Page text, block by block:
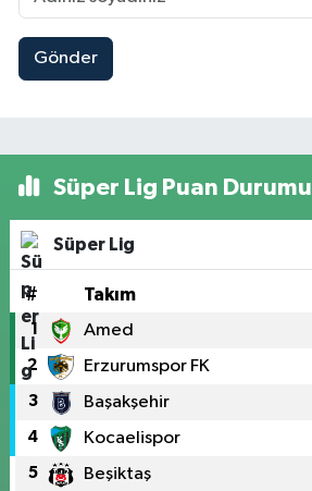
Gönder
Süper Lig Puan Durumu
Süper Lig
# Takım
1 Amed
2 Erzurumspor FK
3 Başakşehir
4 Kocaelispor
5 Beşiktaş